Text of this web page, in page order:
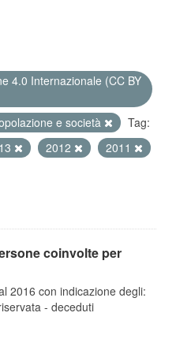
4.0 Internazionale (CC BY
e società
Tag:
2012
2011
coinvolte per
2016 con indicazione degli:
- deceduti